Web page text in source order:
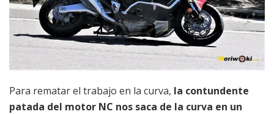
Para rematar el trabajo en la curva, la contundente
patada del motor NC nos saca de la curva en un